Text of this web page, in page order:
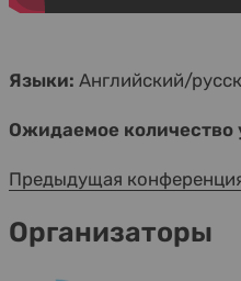
Языки: Английский/
Ожидаемое количество
Предыдущая
Организаторы